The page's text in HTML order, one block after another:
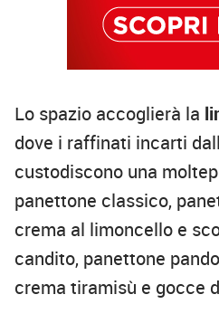
Lo spazio accoglierà la
dove i raffinati incarti
custodiscono una
panettone classico,
crema al limoncello e
candito, panettone
crema tiramisù e gocce